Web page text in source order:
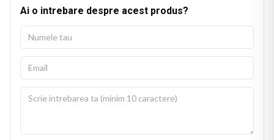
Ai o intrebare despre acest produs?